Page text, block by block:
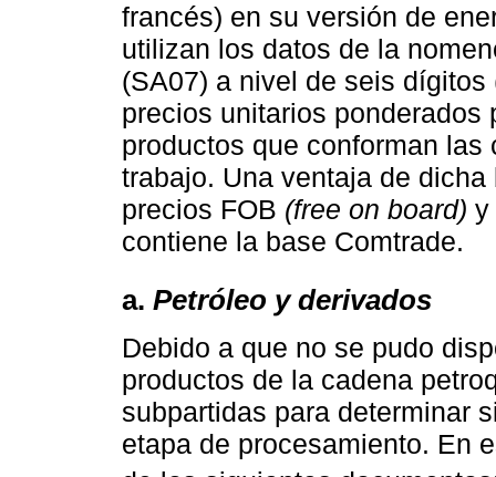
francés) en su versión de
utilizan los datos de la
(SA07) a nivel de seis
precios unitarios ponderados
productos que conforman
trabajo. Una ventaja de
precios FOB (free on board) y
contiene la base Comtrade.
a. Petróleo y derivados
Debido a que no se pudo
productos de la cadena
subpartidas para determinar
etapa de procesamiento. En